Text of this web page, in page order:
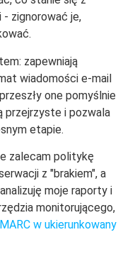
- zignorować je,
zapewniają
wiadomości e-mail
one pomyślnie
przejrzyste i pozwala
etapie.
zalecam politykę
z "brakiem", a
moje raporty i
monitorującego,
w ukierunkowany